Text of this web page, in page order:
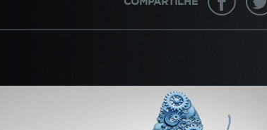
configurar seu navegador para bloquear
do site podem não funcionar.
COOKIES DE PUBLICIDADE
Estes cookies são estabelecidos por